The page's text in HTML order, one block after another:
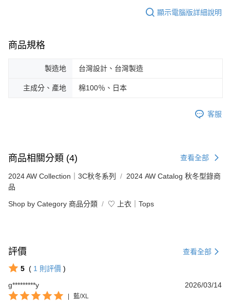
顯示電腦版詳細說明
商品規格
製造地 台灣設計、台灣製造
主成分、產地 棉100％、日本
客服
商品相關分類 (4) 查看全部
2024 AW Collection｜3C秋冬系列
2024 AW Catalog 秋冬型錄商
品
Shop by Category 商品分類 ♡ 上衣｜Tops
評價 查看全部
5 ( 1 則評價 )
g*********y
2026/03/14
藍/XL